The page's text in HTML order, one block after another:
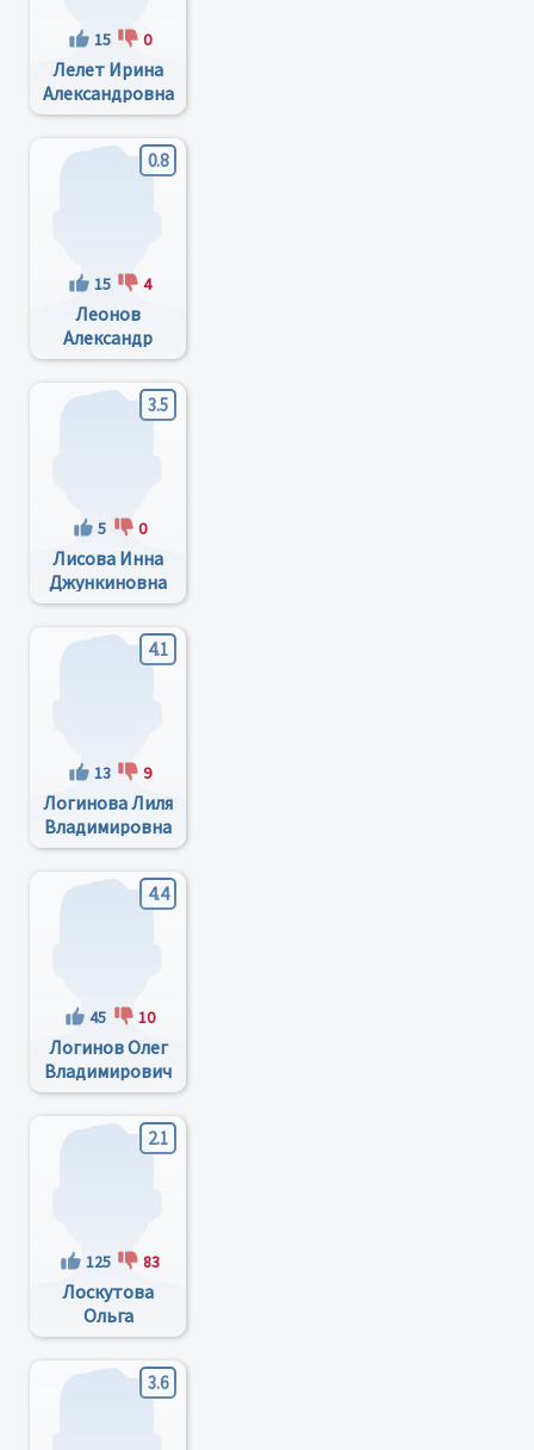
15 0
Лелет Ирина
Александровна
0.8
15 4
Леонов
Александр
Александрович
3.5
5 0
Лисова Инна
Джункиновна
4.1
13 9
Логинова Лиля
Владимировна
4.4
45 10
Логинов Олег
Владимирович
2.1
125 83
Лоскутова
Ольга
Анатольевна
3.6